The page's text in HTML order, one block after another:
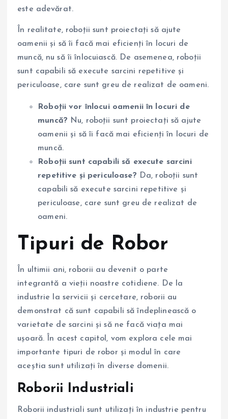
este adevărat.
În realitate, roboții sunt proiectați să ajute
oamenii și să îi facă mai eficienți în locuri de
muncă, nu să îi înlocuiască. De asemenea, roboții
sunt capabili să execute sarcini repetitive și
periculoase, care sunt greu de realizat de oameni.
Roboții vor înlocui oamenii în locuri de
muncă? Nu, roboții sunt proiectați să ajute
oamenii și să îi facă mai eficienți în locuri de
muncă.
Roboții sunt capabili să execute sarcini
repetitive și periculoase? Da, roboții sunt
capabili să execute sarcini repetitive și
periculoase, care sunt greu de realizat de
oameni.
Tipuri de Robor
În ultimii ani, roborii au devenit o parte
integrantă a vieții noastre cotidiene. De la
industrie la servicii și cercetare, roborii au
demonstrat că sunt capabili să îndeplinească o
varietate de sarcini și să ne facă viața mai
ușoară. În acest capitol, vom explora cele mai
importante tipuri de robor și modul în care
aceștia sunt utilizați în diverse domenii.
Roborii Industriali
Roborii industriali sunt utilizați în industrie pentru